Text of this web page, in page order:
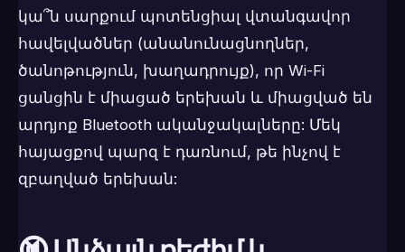
կա՞ն սարքում պոտենցիալ վտանգավոր
հավելվածներ (անանունացնողներ,
ծանոթություն, խաղադրույք), որ Wi-Fi
ցանցին է միացած երեխան և միացված են
արդյոք Bluetooth ականջակալները: Մեկ
հայացքով պարզ է դառնում, թե ինչով է
զբաղված երեխան: